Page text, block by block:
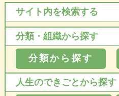
サイト内を検索する
分類・組織から探す
分類から探す
人生のできごとから探す